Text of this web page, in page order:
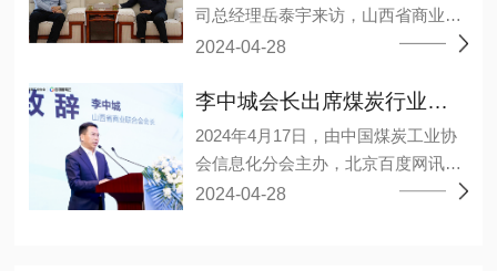
会。 会议选举温作洧为会长，许其军
杰、邓德献、巩鸿宾、任杰、许爱
军、孙亚波、孙江龙、李小勤、林敬
淳、杨宏丰、杨德意、连永军、肖海
艳、吴永干、吴雪峰、张维、张小
波、陈邦茂、陈建停、武永强、金
司总经理岳泰宇来访，山西省商业联
合会会长李中城接见并举行会谈，会
合作的意见建议。 李中城指出，企业
通过推动大数据、人工智能等新兴技
术与产业深度融合、数字经济和实体
2024-04-28
李中城会长出席煤炭行业大模型应用研讨会
2024年4月17日，由中国煤炭工业协
会信息化分会主办，北京百度网讯科
技有限公司承办的煤炭行业大模型应
2024-04-28